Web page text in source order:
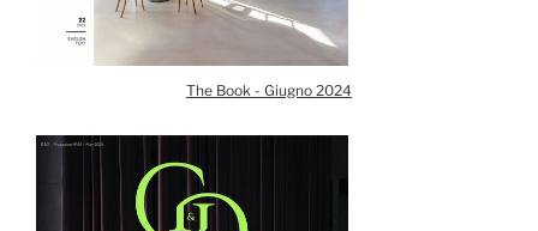
The Book - Giugno 2024